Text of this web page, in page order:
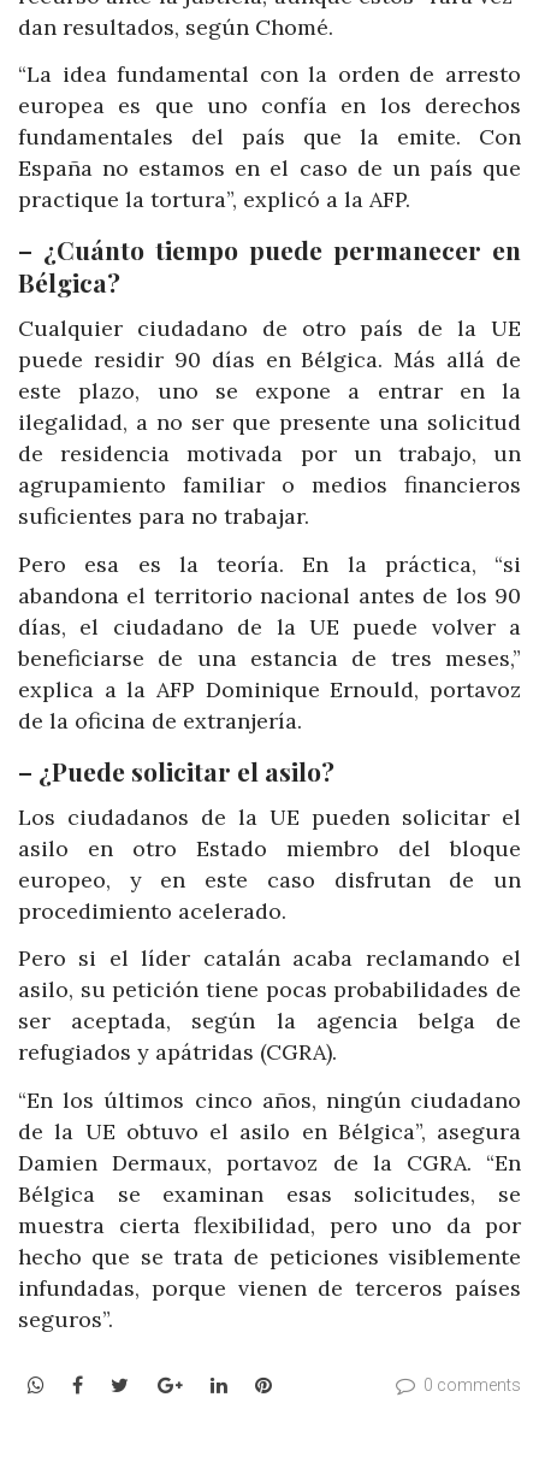
dan resultados, según Chomé.
“La idea fundamental con la orden de arresto
europea es que uno confía en los derechos
fundamentales del país que la emite. Con
España no estamos en el caso de un país que
practique la tortura”, explicó a la AFP.
– ¿Cuánto tiempo puede permanecer en
Bélgica?
Cualquier ciudadano de otro país de la UE
puede residir 90 días en Bélgica. Más allá de
este plazo, uno se expone a entrar en la
ilegalidad, a no ser que presente una solicitud
de residencia motivada por un trabajo, un
agrupamiento familiar o medios financieros
suficientes para no trabajar.
Pero esa es la teoría. En la práctica, “si
abandona el territorio nacional antes de los 90
días, el ciudadano de la UE puede volver a
beneficiarse de una estancia de tres meses,”
explica a la AFP Dominique Ernould, portavoz
de la oficina de extranjería.
– ¿Puede solicitar el asilo?
Los ciudadanos de la UE pueden solicitar el
asilo en otro Estado miembro del bloque
europeo, y en este caso disfrutan de un
procedimiento acelerado.
Pero si el líder catalán acaba reclamando el
asilo, su petición tiene pocas probabilidades de
ser aceptada, según la agencia belga de
refugiados y apátridas (CGRA).
“En los últimos cinco años, ningún ciudadano
de la UE obtuvo el asilo en Bélgica”, asegura
Damien Dermaux, portavoz de la CGRA. “En
Bélgica se examinan esas solicitudes, se
muestra cierta flexibilidad, pero uno da por
hecho que se trata de peticiones visiblemente
infundadas, porque vienen de terceros países
seguros”.
WhatsApp
Facebook
TwitterGoogle+LinkedInPinterest 0 comments